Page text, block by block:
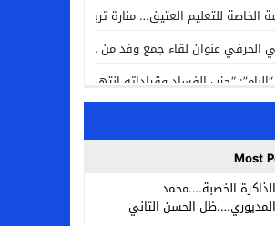
للتعليم العتيق… منارة تربوية تجمع بين
الحرفي عنوان لقاء جمع وفد من جمعية التضامن
“حزب الفساد وقياداته انتهى ببعضها في
تارودانت: مسار قضائي راسخ ورؤية
بتارودانت: ترقية جديدة في الحركة القضائية
الجدد يؤسس منظمتي شباب ونساء الصحراء بالعيون
“الحبة والقبة”: هل أصبح الماء إنجازاً بطولياً؟
Most
الذاكرة الخصبة….محمد
المديوري….ظل الحسن الثاني